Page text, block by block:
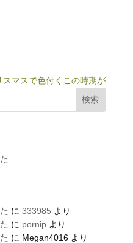
スマスで色付くこの時期が
検索
に 333985 より
に pornipより
に Megan4016より